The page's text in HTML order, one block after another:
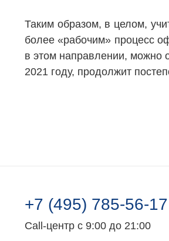
Таким образом, в целом,
более «рабочим» процесс
в этом направлении, можно
2021 году, продолжит
+7 (495) 785-56-17
Call-центр с 9:00 до 21:00